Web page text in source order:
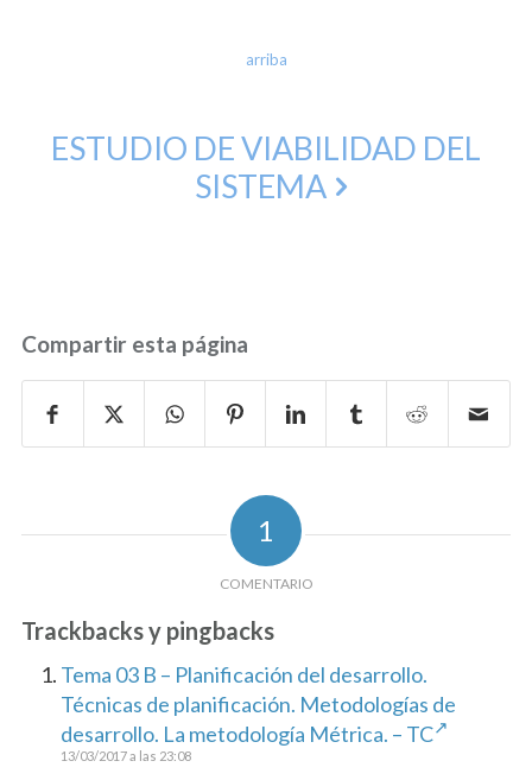
arriba
ESTUDIO DE VIABILIDAD DEL
SISTEMA
Compartir esta página
1
COMENTARIO
Trackbacks y pingbacks
Tema 03 B – Planificación del desarrollo.
Técnicas de planificación. Metodologías de
desarrollo. La metodología Métrica. – TC
13/03/2017 a las 23:08